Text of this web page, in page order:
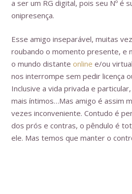
a ser um RG digital, pois seu Nº é
onipresença.
Esse amigo inseparável, muitas
roubando o momento presente, e
o mundo distante online e/ou
nos interrompe sem pedir licença
Inclusive a vida privada e
mais íntimos…Mas amigo é assim
vezes inconveniente. Contudo é
dos prós e contras, o pêndulo é
ele. Mas temos que manter o